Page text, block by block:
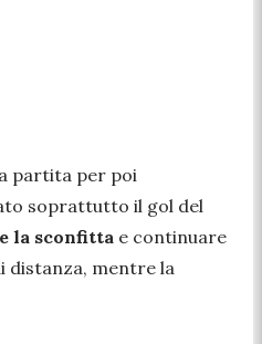
partita per poi
soprattutto il gol del
la sconfitta e continuare
distanza, mentre la